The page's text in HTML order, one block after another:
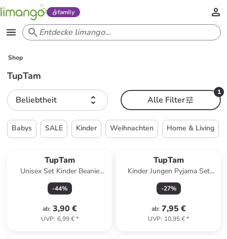
family
Shop
TupTam
Beliebtheit
1
Alle Filter
Babys SALE Kinder Weihnachten Home & Living
TupTam
Unisex Set Kinder Beanie
Mütze Schlauchschal in grau-
kombi
-44%
ab: 3,90 €
UVP: 6,99 €*
TupTam
Kinder Jungen Pyjama Set
Kurzarm 2-teilig Sommer in
grün
-27%
ab: 7,95 €
UVP: 10,95 €*